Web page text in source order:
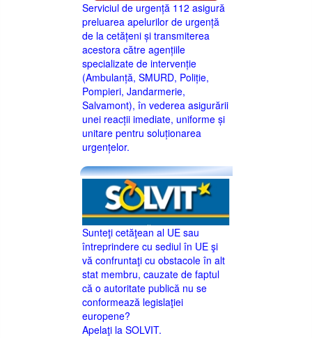
Serviciul de urgență 112 asigură
preluarea apelurilor de urgență
de la cetățeni și transmiterea
acestora către agențiile
specializate de intervenție
(Ambulanță, SMURD, Poliție,
Pompieri, Jandarmerie,
Salvamont), în vederea asigurării
unei reacții imediate, uniforme și
unitare pentru soluționarea
urgențelor.
Sunteţi cetăţean al UE sau
întreprindere cu sediul în UE şi
vă confruntaţi cu obstacole în alt
stat membru, cauzate de faptul
că o autoritate publică nu se
conformează legislaţiei
europene?
Apelaţi la SOLVIT.